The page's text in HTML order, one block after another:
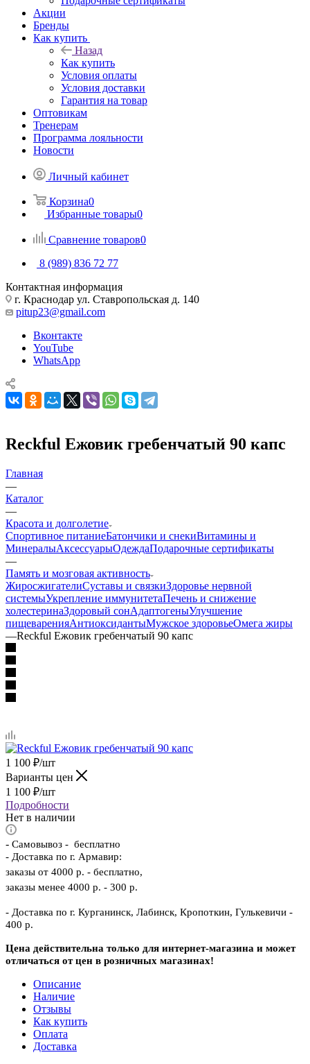
Акции
Бренды
Как купить
Назад
Как купить
Условия оплаты
Условия доставки
Гарантия на товар
Оптовикам
Тренерам
Программа лояльности
Новости
Личный кабинет
Корзина0
Избранные товары0
Сравнение товаров0
8 (989) 836 72 77
Контактная информация
г. Краснодар ул. Ставропольская д. 140
pitup23@gmail.com
Вконтакте
YouTube
WhatsApp
Reckful Ежовик гребенчатый 90 капс
Главная
—
Каталог
—
Красота и долголетие
Спортивное питаниеБатончики и снекиВитамины и
МинералыАксессуарыОдеждаПодарочные сертификаты
—
Память и мозговая активность
ЖиросжигателиСуставы и связкиЗдоровье нервной
системыУкрепление иммунитетаПечень и снижение
холестеринаЗдоровый сонАдаптогеныУлучшение
пищеваренияАнтиоксидантыМужское здоровьеОмега жиры
—Reckful Ежовик гребенчатый 90 капс
1 100 ₽/шт
Варианты цен
1 100 ₽/шт
Подробности
Нет в наличии
- Самовывоз - бесплатно
- Доставка по г. Армавир:
заказы от 4000 р. - бесплатно,
заказы менее 4000 р. - 300 р.
- Доставка по г. Курганинск, Лабинск, Кропоткин, Гулькевичи -
400 р.
Цена действительна только для интернет-магазина и может
отличаться от цен в розничных магазинах!
Описание
Наличие
Отзывы
Как купить
Оплата
Доставка